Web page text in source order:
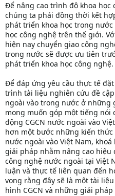
Để nâng cao trình độ khoa
chúng ta phải đồng thời kết
phát triển khoa học trong
học công nghệ trên thế giới.
hiện nay chuyển giao công
trong nước sẽ được ưu tiên
phát triển khoa học công nghệ.
Để đáp ứng yêu cầu thực tế
trình tài liệu nghiên cứu đề
ngoài vào trong nước ở những
mong muốn góp một tiếng nói
động CGCN nước ngoài vào
hơn một bước những kiến thức
nước ngoài vào Việt Nam,
giải pháp nhằm nâng cao hiệu
công nghệ nước ngoài tại Việt
luận và thực tế liên quan đến
vọng rằng đây sẽ là một tài
hình CGCN và những giải